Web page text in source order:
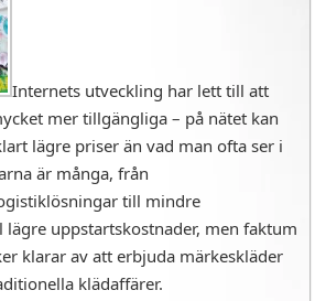
Internets utveckling har lett till att
mer tillgängliga – på nätet kan
lägre priser än vad man ofta ser i
är många, från
till mindre
uppstartskostnader, men faktum
klarar av att erbjuda märkeskläder
klädaffärer.